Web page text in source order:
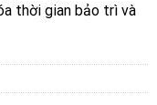
thời gian bảo trì và